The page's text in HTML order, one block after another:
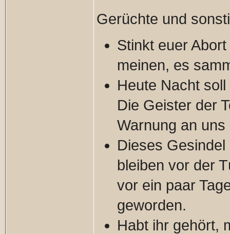
Gerüchte und
Stinkt euer
meinen, es
Heute Nacht
Die Geister der
Warnung an
Dieses
bleiben vor der
vor ein paar
geworden.
Habt ihr gehört,